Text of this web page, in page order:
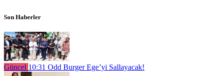
Son Haberler
Güncel 10:31 Odd Burger Ege’yi Sallayacak!